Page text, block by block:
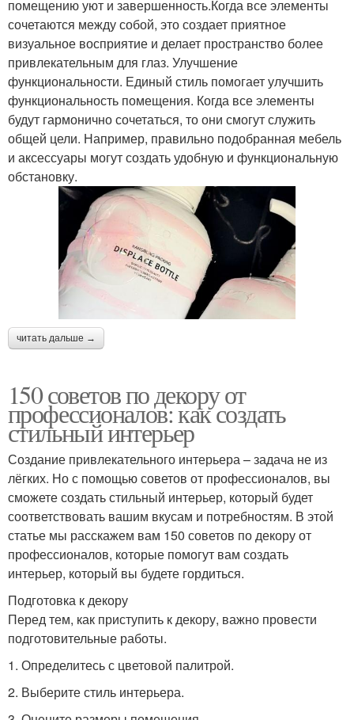
помещению уют и завершенность.Когда все элементы
сочетаются между собой, это создает приятное
визуальное восприятие и делает пространство более
привлекательным для глаз. Улучшение
функциональности. Единый стиль помогает улучшить
функциональность помещения. Когда все элементы
будут гармонично сочетаться, то они смогут служить
общей цели. Например, правильно подобранная мебель
и аксессуары могут создать удобную и функциональную
обстановку.
читать дальше →
150 советов по декору от
профессионалов: как создать
стильный интерьер
Создание привлекательного интерьера – задача не из
лёгких. Но с помощью советов от профессионалов, вы
сможете создать стильный интерьер, который будет
соответствовать вашим вкусам и потребностям. В этой
статье мы расскажем вам 150 советов по декору от
профессионалов, которые помогут вам создать
интерьер, который вы будете гордиться.
Подготовка к декору
Перед тем, как приступить к декору, важно провести
подготовительные работы.
1. Определитесь с цветовой палитрой.
2. Выберите стиль интерьера.